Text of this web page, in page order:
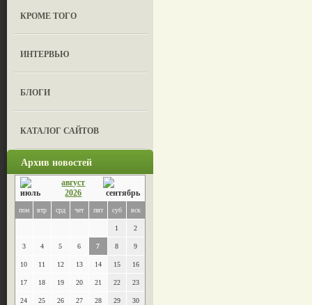
КРОМЕ ТОГО
ИНТЕРВЬЮ
БЛОГИ
КАТАЛОГ САЙТОВ
Архив новостей
август
2026
пон втр срд чет пят суб вск
1 2
3 4 5 6 7 8 9
10 11 12 13 14 15 16
17 18 19 20 21 22 23
24 25 26 27 28 29 30